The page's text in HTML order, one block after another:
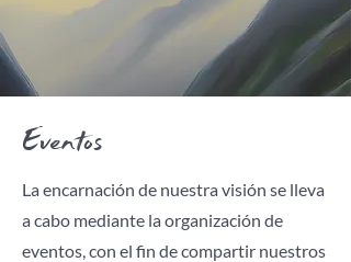
Eventos
La encarnación de nuestra visión se lleva
a cabo mediante la organización de
eventos, con el fin de compartir nuestros